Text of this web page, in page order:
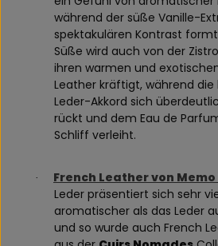
während der süße Vanille-
spektakulären Kontrast
Süße wird auch von der
ihren warmen und
Leather kräftigt, während die
Leder-Akkord sich
rückt und dem Eau de
Schliff verleiht.
· French Leather von Memo
Leder präsentiert sich sehr
aromatischer als das Leder
und so wurde auch French